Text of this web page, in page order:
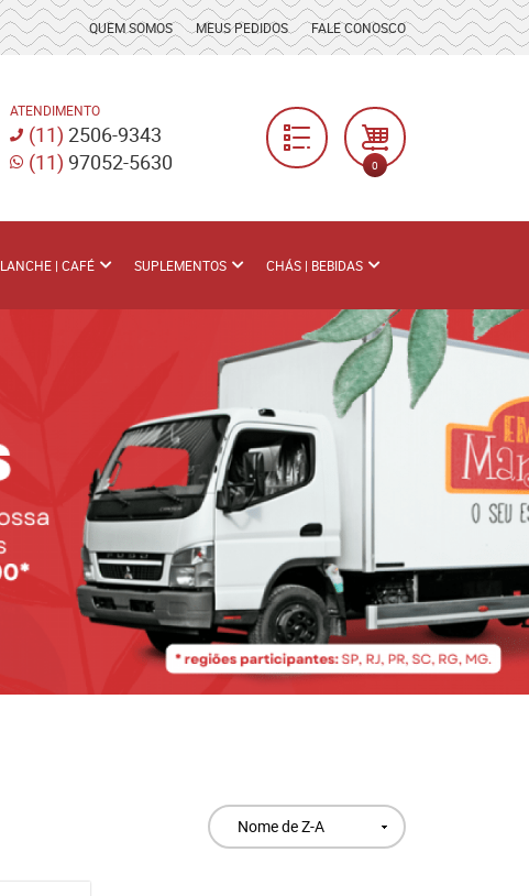
QUEM SOMOS MEUS PEDIDOS FALE CONOSCO
ATENDIMENTO
(11) 2506-9343
(11) 97052-5630 0
LANCHE | CAFÉ SUPLEMENTOS CHÁS | BEBIDAS
Nome de Z-A